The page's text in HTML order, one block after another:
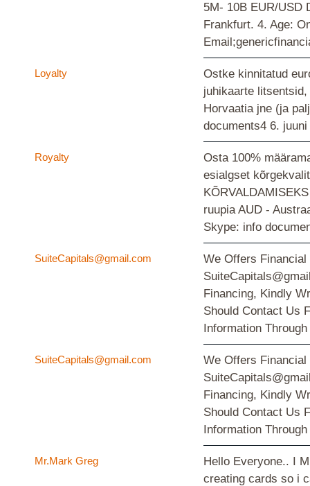
5M- 10B EUR/USD
Frankfurt. 4. Age:
Loyalty
Ostke kinnitatud
juhikaarte
Horvaatia jne (ja
documents4 6. juuni
Royalty
Osta 100%
esialgset
ruupia AUD -
Skype: info
SuiteCapitals@gmail.com
We Offers Financial
Financing, Kindly
Should Contact Us
Information
SuiteCapitals@gmail.com
We Offers Financial
Financing, Kindly
Should Contact Us
Information
Mr.Mark Greg
Hello Everyone.. I
creating cards so i